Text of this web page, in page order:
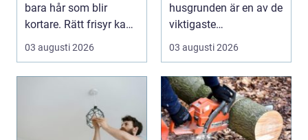
bara hår som blir
kortare. Rätt frisyr kan
förstärka ansiktsfo...
03 augusti 2026
husgrunden är en av de
viktigaste
förutsättningarna för
ett friskt hus....
03 augusti 2026